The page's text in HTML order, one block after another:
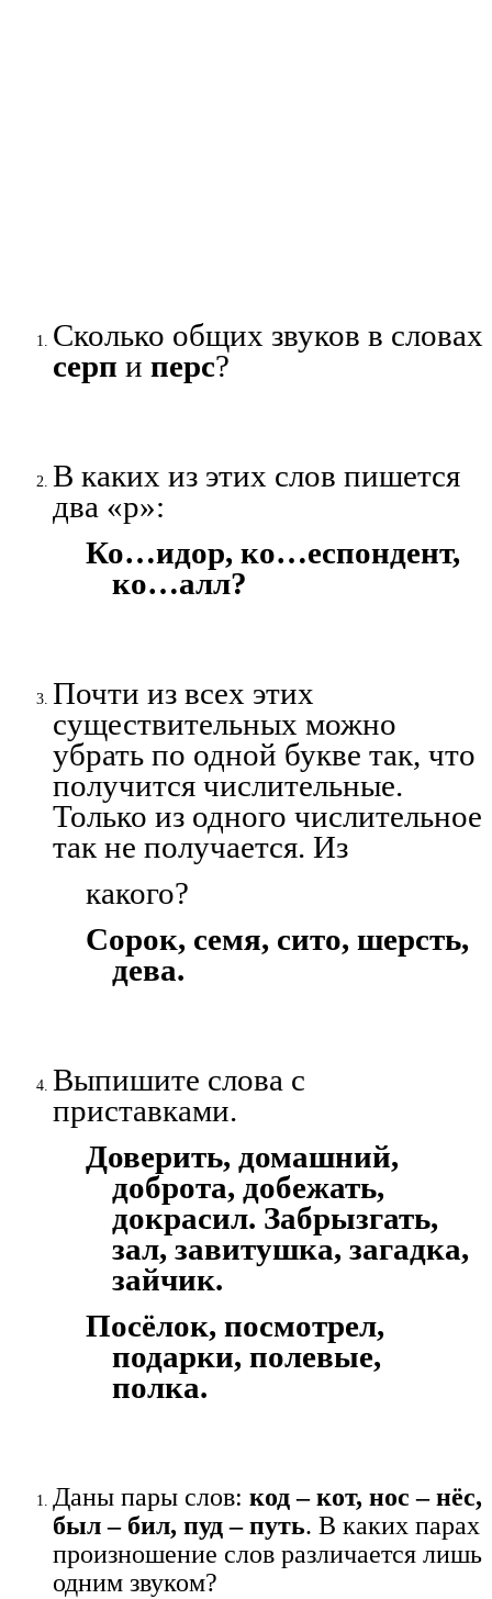
Сколько общих звуков в словах
серп и перс?
В каких из этих слов пишется
два «р»:
Ко…идор, ко…еспондент,
ко…алл?
Почти из всех этих
существительных можно
убрать по одной букве так, что
получится числительные.
Только из одного числительное
так не получается. Из
какого?
Сорок, семя, сито, шерсть,
дева.
Выпишите слова с
приставками.
Доверить, домашний,
доброта, добежать,
докрасил. Забрызгать,
зал, завитушка, загадка,
зайчик.
Посёлок, посмотрел,
подарки, полевые,
полка.
Даны пары слов: код – кот, нос – нёс,
был – бил, пуд – путь. В каких парах
произношение слов различается лишь
одним звуком?